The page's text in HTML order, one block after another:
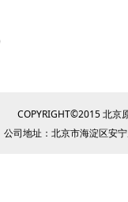
公司地址：北京市海淀区安
COPYRIGHT©2015 北京